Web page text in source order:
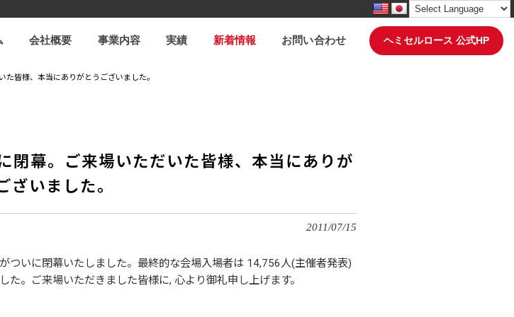
会社概要 事業内容 実績 新着情報 お問い合わせ ヘミセルロース 公式HP
皆様、本当にありがとうございました。
幕。ご来場いただいた皆様、本当にありが
ざいました。
2011/07/15
いに閉幕いたしました。最終的な会場入場者は 14,756人(主催者発表)
。ご来場いただきました皆様に, 心より御礼申し上げます。